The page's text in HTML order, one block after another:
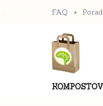
na
FAQ